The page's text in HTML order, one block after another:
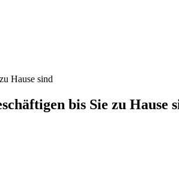
Hause sind
bis Sie zu Hause